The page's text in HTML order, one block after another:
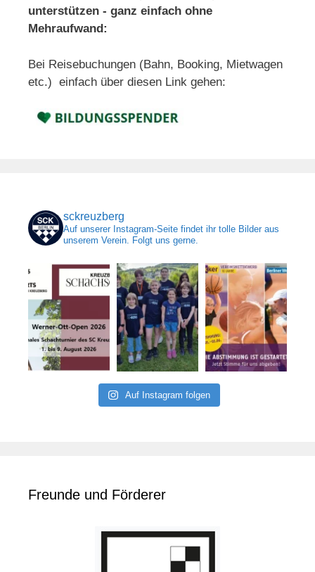
unterstützen - ganz einfach ohne
Mehraufwand:
Bei Reisebuchungen (Bahn, Booking, Mietwagen
etc.) einfach über diesen Link gehen:
sckreuzberg
Auf unserer Instagram-Seite findet ihr tolle Bilder aus
unserem Verein. Folgt uns gerne.
Auf Instagram folgen
Freunde und Förderer